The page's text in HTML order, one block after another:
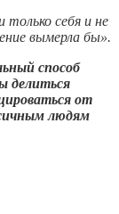
только себя и не
вымерла бы».
способ
делиться
от
людям